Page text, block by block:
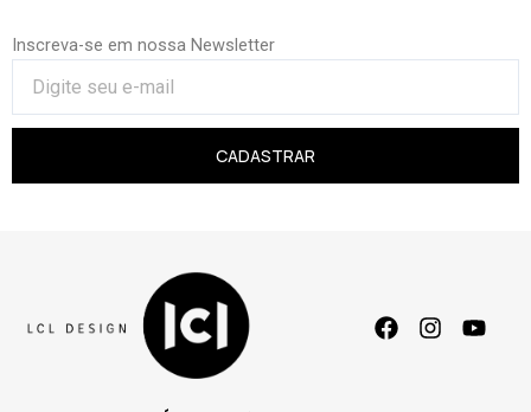
Inscreva-se em nossa Newsletter
CADASTRAR